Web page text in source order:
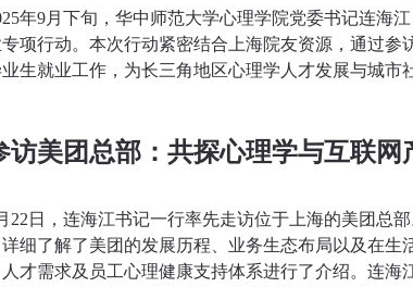
年9月下旬，华中师范大学心理学院党委书记连海
项行动。本次行动紧密结合上海院友资源，通过
生就业工作，为长三角地区心理学人才发展与城市
访美团总部：共探心理学与互联网
22日，连海江书记一行率先走访位于上海的美团总
细了解了美团的发展历程、业务生态布局以及在
才需求及员工心理健康支持体系进行了介绍。连